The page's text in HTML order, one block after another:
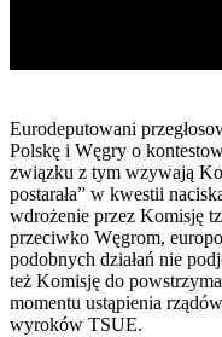
Eurodeputowani
Polskę i Węgry o
związku z tym wzywają
postarała” w kwestii
wdrożenie przez Komisję
przeciwko Węgrom,
podobnych działań nie
też Komisję do
momentu ustąpienia
wyroków TSUE.